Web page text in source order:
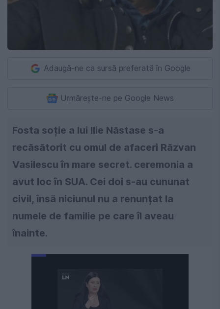
Adaugă-ne ca sursă preferată în Google
Urmărește-ne pe Google News
Fosta soție a lui Ilie Năstase s-a
recăsătorit cu omul de afaceri Răzvan
Vasilescu în mare secret. ceremonia a
avut loc în SUA. Cei doi s-au cununat
civil, însă niciunul nu a renunțat la
numele de familie pe care îl aveau
înainte.